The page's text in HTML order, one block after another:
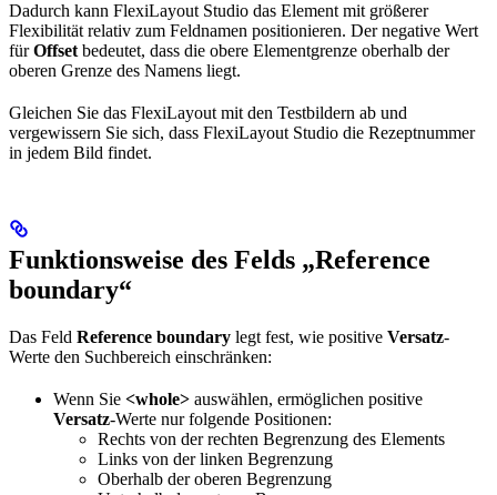
Dadurch kann FlexiLayout Studio das Element mit größerer
Flexibilität relativ zum Feldnamen positionieren. Der negative Wert
fürOffset bedeutet, dass die obere Elementgrenze oberhalb der
oberen Grenze des Namens liegt.
Gleichen Sie das FlexiLayout mit den Testbildern ab und
vergewissern Sie sich, dass FlexiLayout Studio die Rezeptnummer
in jedem Bild findet.
Funktionsweise des Felds „Reference
boundary“
Das Feld Reference boundary legt fest, wie positive Versatz-
Werte den Suchbereich einschränken:
Wenn Sie <whole> auswählen, ermöglichen positive
Versatz-Werte nur folgende Positionen:
Rechts von der rechten Begrenzung des Elements
Links von der linken Begrenzung
Oberhalb der oberen Begrenzung